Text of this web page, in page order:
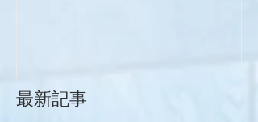
最新記事